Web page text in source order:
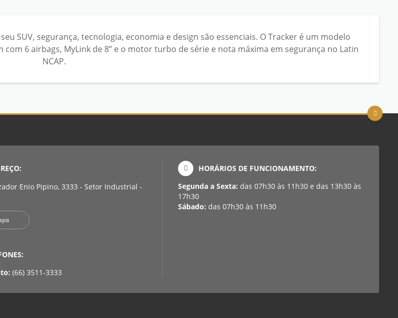
SUV, segurança, tecnologia, economia e design são essenciais. O Tracker é um modelo
6 airbags, MyLink de 8” e o motor turbo de série e nota máxima em segurança no Latin
NCAP.
Enio Pipino, 3333 - Setor Industrial -
(66) 3511-3333
HORÁRIOS DE FUNCIONAMENTO:
Segunda a Sexta: das 07h30 às 11h30 e das 13h30 às
17h30
Sábado: das 07h30 às 11h30